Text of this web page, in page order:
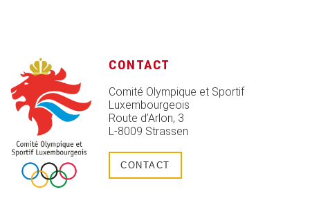
CONTACT
Comité Olympique et Sportif
Luxembourgeois
Route d’Arlon, 3
L-8009 Strassen
CONTACT